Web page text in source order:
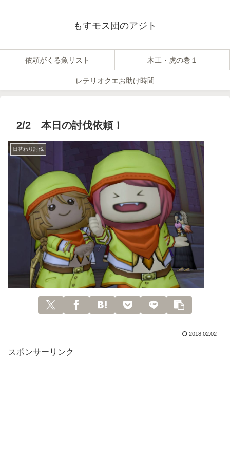
もすモス団のアジト
依頼がくる魚リスト 木工・虎の巻１
レテリオクエお助け時間
2/2 本日の討伐依頼！
日替わり討伐
2018.02.02
スポンサーリンク